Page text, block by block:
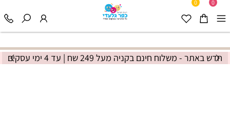
חדש באתר - משלוח חינם בקניה מעל 249 שח | עד 4 ימי עסקים
0
0